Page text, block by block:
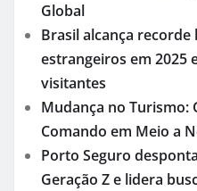
Global
Brasil alcança
estrangeiros em 2025
visitantes
Mudança no Turismo:
Comando em Meio a
Porto Seguro
Geração Z e lidera